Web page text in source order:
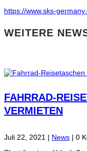
https://www.sks-
WEITERE
FAHRRAD-
VERMIETEN
Juli 22, 2021 | News | 0